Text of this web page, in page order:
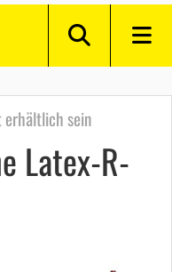
erhältlich sein
Latex-R-